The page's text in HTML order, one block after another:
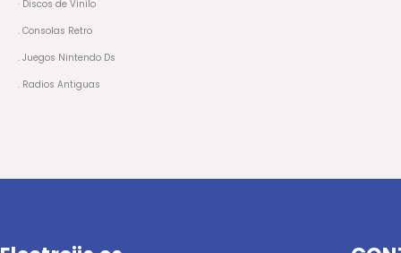
· Discos de Vinilo
. Consolas Retro
. Juegos Nintendo Ds
. Radios Antiguas